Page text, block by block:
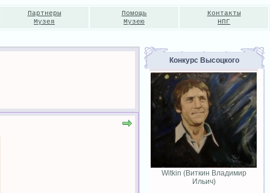
Партнеры
Музея
Помощь
Музею
Контакты
НПГ
Конкурс Высоцкого
Witkin (Виткин Владимир
Ильич)